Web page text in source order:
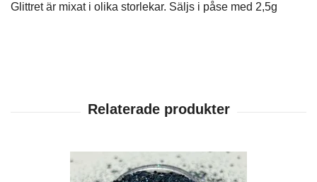
Glittret är mixat i olika storlekar. Säljs i påse med 2,5g